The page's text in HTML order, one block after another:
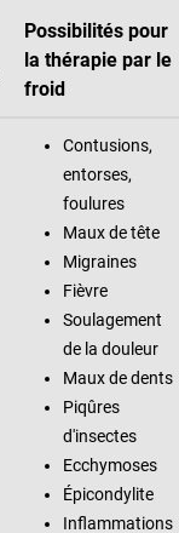
Possibilités pour
la thérapie par le
froid
Contusions,
entorses,
foulures
Maux de tête
Migraines
Fièvre
Soulagement
de la douleur
Maux de dents
Piqûres
d'insectes
Ecchymoses
Épicondylite
Inflammations